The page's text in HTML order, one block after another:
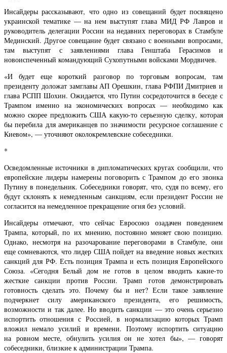
Инсайдеры рассказывают, что одно из совещаний будет посвящено
украинской тематике — на нем выступят глава МИД РФ Лавров и
руководитель делегации России на недавних переговорах в Стамбуле
Мединский. Другое совещание будет связано с военными вопросами,
там выступят с заявлениями глава Генштаба Герасимов и
новоиспеченный командующий Сухопутными войсками Мордвичев.
«И будет еще короткий разговор по торговым вопросам, там
президенту доложат замглавы АП Орешкин, глава РФПИ Дмитриев и
глава РСПП Шохин. Ожидается, что Путин сосредоточится в беседе с
Трампом именно на экономических вопросах — необходимо как
можно скорее предложить США какую-то серьезную сделку, которая
бы перебила для американцев по значимости ресурсное соглашение с
Киевом», — уточняют околокремлевские собеседники.
*
Осведомленные источники в дипломатических кругах сообщили, что
европейские лидеры намерены поговорить с Трампом до его звонка
Путину в понедельник. Собеседники говорят, что, судя по всему, его
будут склонять к немедленным санкциям, если президент России не
согласится на немедленное прекращение огня без условий.
Инсайдеры отмечают, что сейчас Евросоюз озадачен поведением
Трампа, который, по их мнению, постоянно меняет свою позицию.
Однако, несмотря на разочарование переговорами в Стамбуле, они
еще сомневаются, что лидер США пойдет на введение новых жестких
санкций для РФ. Есть позиция Трампа и есть позиция Европейского
Союза. «Сегодня Белый дом не готов в целом вводить какие-то
жесткие санкции против России. Трамп готов демонстрировать
готовность сделать это. Почему бы и нет? Если такое заявление
подчеркнет силу американского президента, его решимость,
возможности и так далее. Но вводить санкции — это очень серьезно
испортить отношения с Россией, в нормализацию которых Трамп
вложил немало усилий и времени. Поэтому испортить ситуацию
на ровном месте, обнулить усилия он не хотел бы», — говорят
собеседники, близкие к администрации Трампа.